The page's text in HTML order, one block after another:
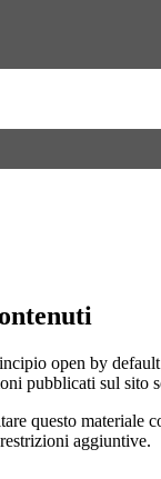
open by
pubblicati sul sito
questo materiale
aggiuntive.